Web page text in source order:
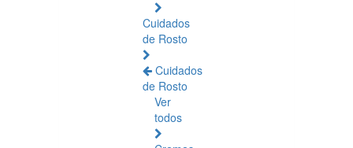
Cuidados
de Rosto
Cuidados
de Rosto
Ver
todos